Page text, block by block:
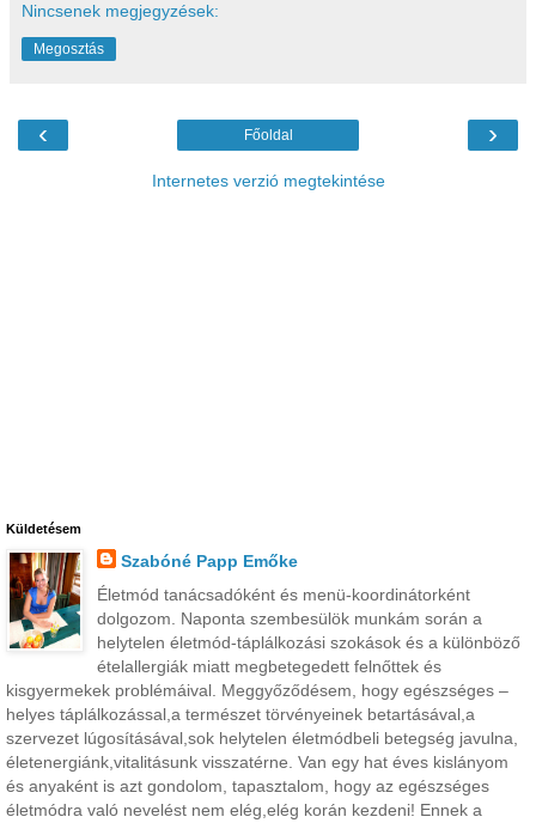
Nincsenek megjegyzések:
Megosztás
‹ ›
Főoldal
Internetes verzió megtekintése
Küldetésem
Szabóné Papp Emőke
Életmód tanácsadóként és menü-koordinátorként
dolgozom. Naponta szembesülök munkám során a
helytelen életmód-táplálkozási szokások és a különböző
ételallergiák miatt megbetegedett felnőttek és
kisgyermekek problémáival. Meggyőződésem, hogy egészséges –
helyes táplálkozással,a természet törvényeinek betartásával,a
szervezet lúgosításával,sok helytelen életmódbeli betegség javulna,
életenergiánk,vitalitásunk visszatérne. Van egy hat éves kislányom
és anyaként is azt gondolom, tapasztalom, hogy az egészséges
életmódra való nevelést nem elég,elég korán kezdeni! Ennek a